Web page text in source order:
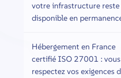
votre infrastructure reste
disponible en
Hébergement en France
certifié ISO 27001 : vous
respectez vos exigences